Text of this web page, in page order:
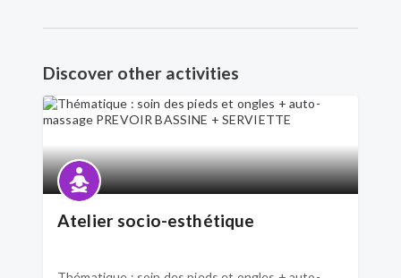
Discover other activities
Atelier socio-esthétique